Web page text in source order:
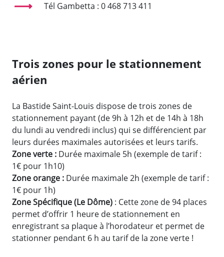
Tél Gambetta : 0 468 713 411
Trois zones pour le stationnement
aérien
La Bastide Saint-Louis dispose de trois zones de
stationnement payant (de 9h à 12h et de 14h à 18h
du lundi au vendredi inclus) qui se différencient par
leurs durées maximales autorisées et leurs tarifs.
Zone verte : Durée maximale 5h (exemple de tarif :
1€ pour 1h10)
Zone orange : Durée maximale 2h (exemple de tarif :
1€ pour 1h)
Zone Spécifique (Le Dôme) : Cette zone de 94 places
permet d’offrir 1 heure de stationnement en
enregistrant sa plaque à l’horodateur et permet de
stationner pendant 6 h au tarif de la zone verte !